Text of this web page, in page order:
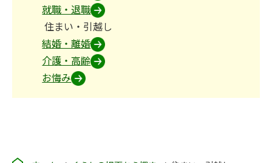
就職・退職
住まい・引越し
結婚・離婚
介護・高齢
お悔み